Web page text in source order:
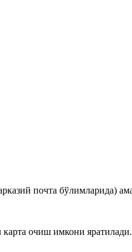
почта бўлимларида)
очиш имкони